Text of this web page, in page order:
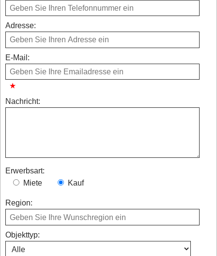
Adresse:
E-Mail:
Nachricht:
Erwerbsart:
Miete
Kauf
Region:
Objekttyp: